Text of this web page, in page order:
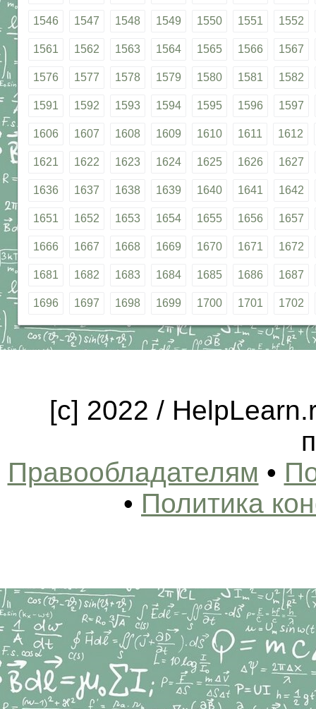
1546 1547 1548 1549 1550 1551 1552
1561 1562 1563 1564 1565 1566 1567
1576 1577 1578 1579 1580 1581 1582
1591 1592 1593 1594 1595 1596 1597
1606 1607 1608 1609 1610 1611 1612
1621 1622 1623 1624 1625 1626 1627
1636 1637 1638 1639 1640 1641 1642
1651 1652 1653 1654 1655 1656 1657
1666 1667 1668 1669 1670 1671 1672
1681 1682 1683 1684 1685 1686 1687
1696 1697 1698 1699 1700 1701 1702
[c] 2022 /
Правообладателям •
• Политика